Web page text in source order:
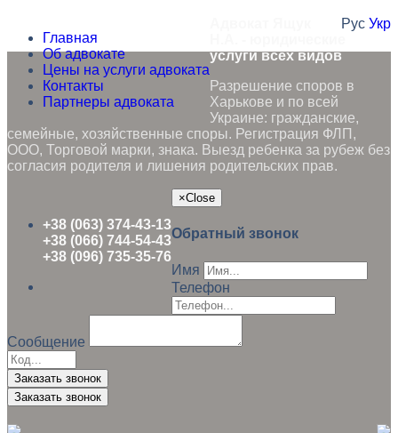
Главная
Об адвокате
Цены на услуги адвоката
Контакты
Партнеры адвоката
Рус Укр
услуги всех видов
Разрешение споров в
Харькове и по всей
Украине: гражданские,
семейные, хозяйственные споры. Регистрация ФЛП,
ООО, Торговой марки, знака. Выезд ребенка за рубеж без
согласия родителя и лишения родительских прав.
+38 (063) 374-43-13
+38 (066) 744-54-43
+38 (096) 735-35-76
×Close
Обратный звонок
Имя
Телефон
Сообщение
Заказать звонок